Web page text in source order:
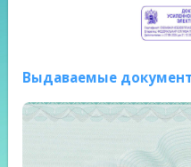
Выдаваемые